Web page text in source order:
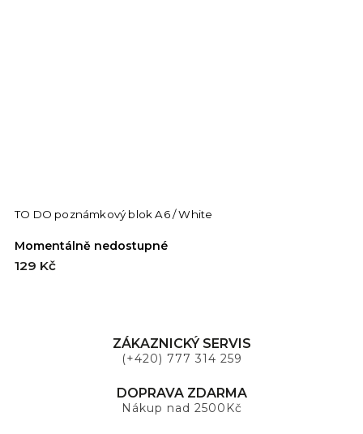
TO DO poznámkový blok A6 / White
Momentálně nedostupné
129 Kč
ZÁKAZNICKÝ SERVIS
(+420) 777 314 259
DOPRAVA ZDARMA
Nákup nad 2500Kč